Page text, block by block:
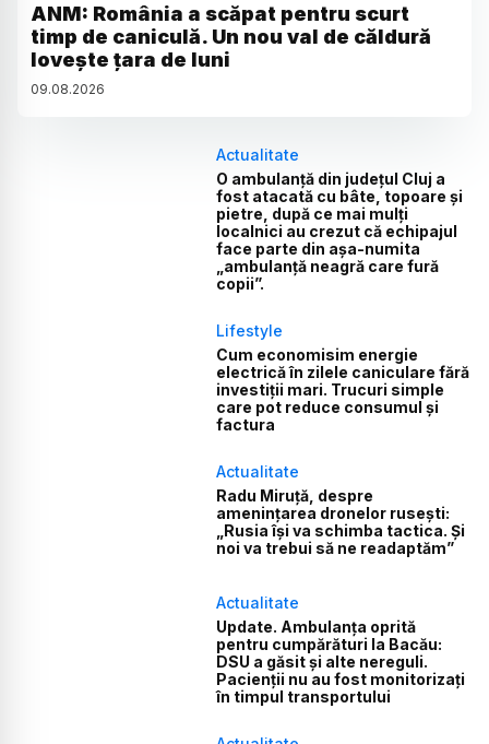
ANM: România a scăpat pentru scurt
timp de caniculă. Un nou val de căldură
lovește țara de luni
09.08.2026
Actualitate
O ambulanță din județul Cluj a
fost atacată cu bâte, topoare și
pietre, după ce mai mulți
localnici au crezut că echipajul
face parte din așa-numita
„ambulanță neagră care fură
copii”.
Lifestyle
Cum economisim energie
electrică în zilele caniculare fără
investiții mari. Trucuri simple
care pot reduce consumul și
factura
Actualitate
Radu Miruță, despre
amenințarea dronelor rusești:
„Rusia își va schimba tactica. Și
noi va trebui să ne readaptăm”
Actualitate
Update. Ambulanța oprită
pentru cumpărături la Bacău:
DSU a găsit și alte nereguli.
Pacienții nu au fost monitorizați
în timpul transportului